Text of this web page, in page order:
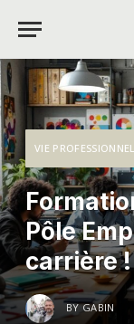
VIE
Pôle
carrière !
BY GABIN